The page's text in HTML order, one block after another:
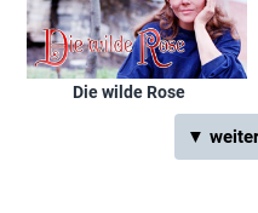
Die wilde Rose
▼